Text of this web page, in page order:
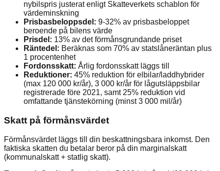
nybilspris justerat enligt Skatteverkets schablon för
värdeminskning
Prisbasbeloppsdel: 9-32% av prisbasbeloppet
beroende på bilens värde
Prisdel: 13% av det förmånsgrundande priset
Räntedel: Beräknas som 70% av statslåneräntan plus
1 procentenhet
Fordonsskatt: Årlig fordonsskatt läggs till
Reduktioner: 45% reduktion för elbilar/laddhybrider
(max 120 000 kr/år), 3 000 kr/år för lågutsläppsbilar
registrerade före 2021, samt 25% reduktion vid
omfattande tjänstekörning (minst 3 000 mil/år)
Skatt på förmånsvärdet
Förmånsvärdet läggs till din beskattningsbara inkomst. Den
faktiska skatten du betalar beror på din marginalskatt
(kommunalskatt + statlig skatt).